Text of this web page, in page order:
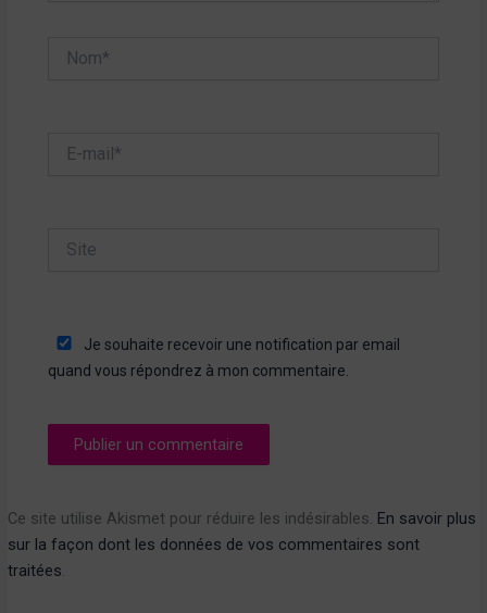
mail*
Je souhaite recevoir une notification par email
quand vous répondrez à mon commentaire.
Ce site utilise Akismet pour réduire les indésirables. En savoir plus
sur la façon dont les données de vos commentaires sont
traitées.